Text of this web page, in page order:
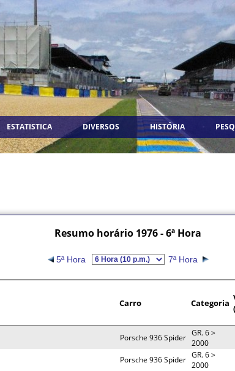
ESTATISTICA DIVERSOS HISTÓRIA
Resumo horário 1976 - 6ª Hora
5ª Hora 7ª Hora
Carro Categoria
Porsche 936 Spider GR. 6 >
2000
Porsche 936 Spider GR. 6 >
2000